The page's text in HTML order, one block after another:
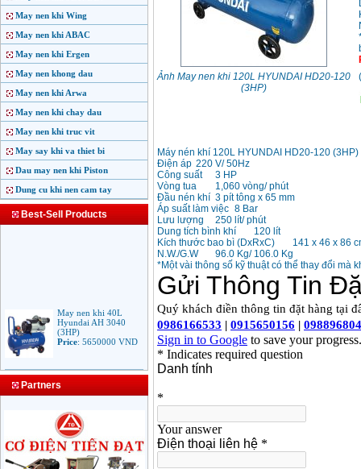
May nen khi Wing
May nen khi ABAC
May nen khi Ergen
May nen khong dau
May nen khi Arwa
May nen khi chay dau
May nen khi truc vit
May say khi va thiet bi
Dau may nen khi Piston
Dung cu khi nen cam tay
Best-Sell Products
Hyundai AH 3040
(3HP)
Price:
May nen khi Puma dai
loan PK0260 (1/2HP)
Price:10100000VND
May nen khi dau lien
24L (2,5HP)
Price:2250000VND
Partners
Ảnh May nen khi 120L HYUNDAI HD20-120
(3HP)
(
Máy nén khí 120L HYUNDAI HD20-120 (3HP)
Điện áp 220 V/ 50Hz
Công suất
3 HP
Vòng tua
1,060 vòng/ phút
Đầu nén khí 3 pít tông x 65 mm
Áp suất làm việc 8 Bar
Lưu lượng
250 lít/ phút
Dung tích bình khí
120 lít
Kích thước bao bì (DxRxC)
141 x 46 x 86
N.W./G.W
96.0 Kg/ 106.0 Kg
*Một vài thông số kỹ thuật có thể thay đổi mà